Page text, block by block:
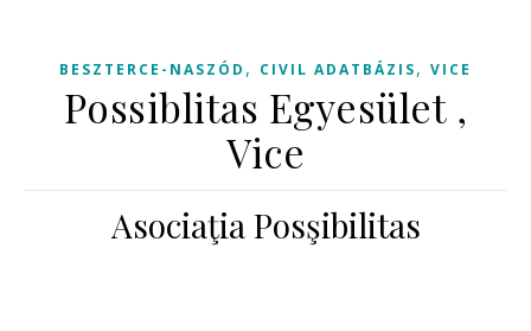
BESZTERCE-NASZÓD , CIVIL ADATBÁZIS, VICE
Possiblitas Egyesület ,
Vice
Asociaţia Posşibilitas